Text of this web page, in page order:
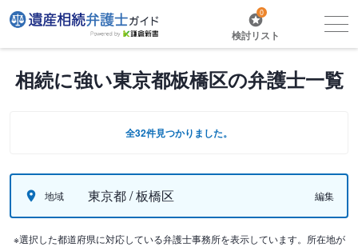
0
検討リスト
相続に強い東京都板橋区の弁護士一覧
全32件見つかりました。
地域 東京都 / 板橋区 編集
※選択した都道府県に対応している弁護士事務所を表示しています。所在地が